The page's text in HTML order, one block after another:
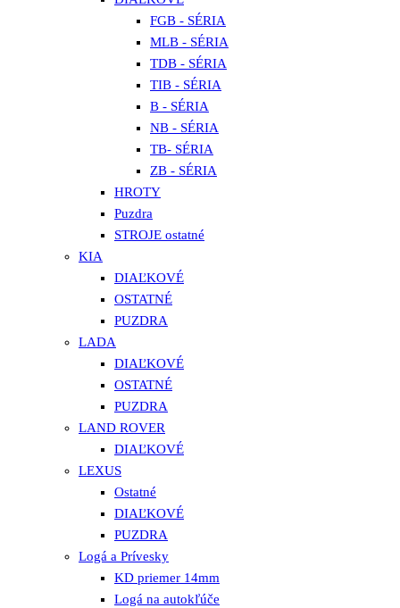
FGB - SÉRIA
MLB - SÉRIA
TDB - SÉRIA
TIB - SÉRIA
B - SÉRIA
NB - SÉRIA
TB- SÉRIA
ZB - SÉRIA
HROTY
Puzdra
STROJE ostatné
KIA
DIAĽKOVÉ
OSTATNÉ
PUZDRA
LADA
DIAĽKOVÉ
OSTATNÉ
PUZDRA
LAND ROVER
DIAĽKOVÉ
LEXUS
Ostatné
DIAĽKOVÉ
PUZDRA
Logá a Prívesky
KD priemer 14mm
Logá na autokľúče